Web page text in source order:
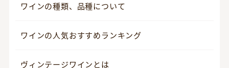
ワインの種類、品種について
ワインの人気おすすめランキング
ヴィンテージワインとは